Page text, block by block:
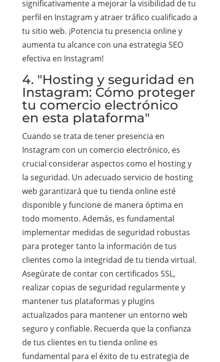
significativamente a mejorar la visibilidad de tu
perfil en Instagram y atraer tráfico cualificado a
tu sitio web. ¡Potencia tu presencia online y
aumenta tu alcance con una estrategia SEO
efectiva en Instagram!
4. "Hosting y seguridad en
Instagram: Cómo proteger
tu comercio electrónico
en esta plataforma"
Cuando se trata de tener presencia en
Instagram con un comercio electrónico, es
crucial considerar aspectos como el hosting y
la seguridad. Un adecuado servicio de hosting
web garantizará que tu tienda online esté
disponible y funcione de manera óptima en
todo momento. Además, es fundamental
implementar medidas de seguridad robustas
para proteger tanto la información de tus
clientes como la integridad de tu tienda virtual.
Asegúrate de contar con certificados SSL,
realizar copias de seguridad regularmente y
mantener tus plataformas y plugins
actualizados para mantener un entorno web
seguro y confiable. Recuerda que la confianza
de tus clientes en tu tienda online es
fundamental para el éxito de tu estrategia de